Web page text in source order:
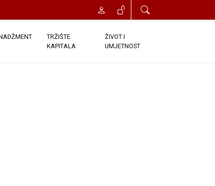
TRŽIŠTE
KAPITALA
ŽIVOT I
UMJETNOST